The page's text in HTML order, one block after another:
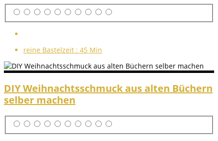
reine Bastelzeit : 45 Min
DIY Weihnachtsschmuck aus alten Büchern
selber machen